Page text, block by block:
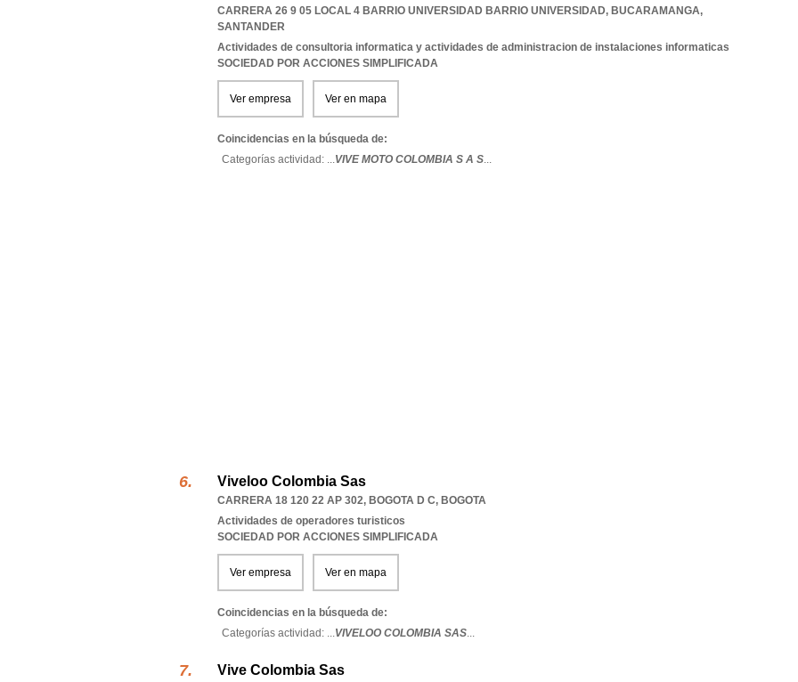
CARRERA 26 9 05 LOCAL 4 BARRIO UNIVERSIDAD BARRIO UNIVERSIDAD, BUCARAMANGA,
SANTANDER
Actividades de consultoria informatica y actividades de administracion de instalaciones informaticas
SOCIEDAD POR ACCIONES SIMPLIFICADA
Ver empresa Ver en mapa
Coincidencias en la búsqueda de:
Categorías actividad: ...VIVE MOTO COLOMBIA S A S...
Viveloo Colombia Sas
CARRERA 18 120 22 AP 302, BOGOTA D C, BOGOTA
Actividades de operadores turisticos
SOCIEDAD POR ACCIONES SIMPLIFICADA
Ver empresa Ver en mapa
Coincidencias en la búsqueda de:
Categorías actividad: ...VIVELOO COLOMBIA SAS...
Vive Colombia Sas